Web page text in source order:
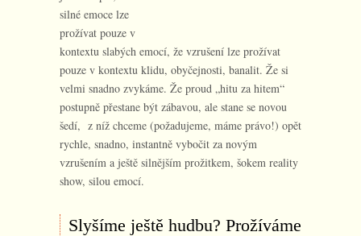
silné emoce lze
prožívat pouze v
kontextu slabých emocí, že vzrušení lze prožívat
pouze v kontextu klidu, obyčejnosti, banalit. Že si
velmi snadno zvykáme. Že proud „hitu za hitem“
postupně přestane být zábavou, ale stane se novou
šedí, z níž chceme (požadujeme, máme právo!) opět
rychle, snadno, instantně vybočit za novým
vzrušením a ještě silnějším prožitkem, šokem reality
show, silou emocí.
Slyšíme ještě hudbu? Prožíváme